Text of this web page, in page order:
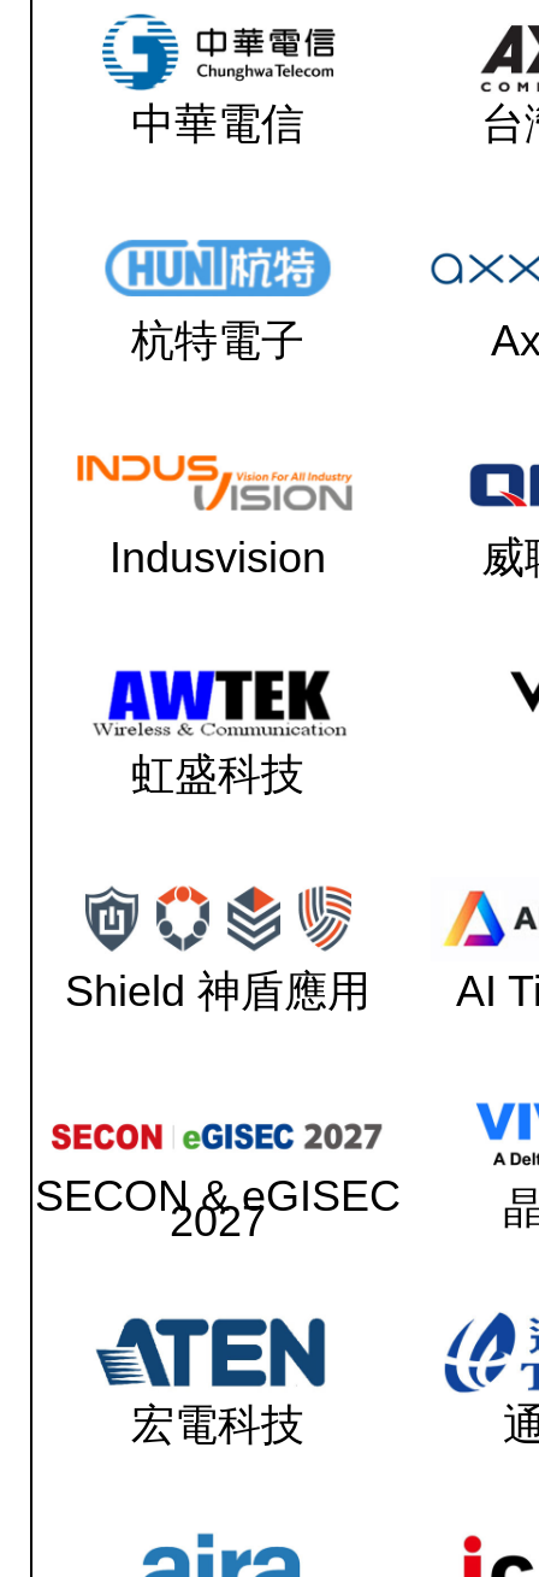
中華電信 台
杭特電子
Indusvision 威
虹盛科技
Shield 神盾應用 AI
SECON & eGISEC
2027
宏電科技